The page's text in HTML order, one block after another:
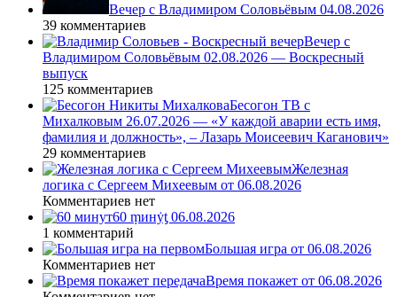
Вечер с Владимиром Соловьёвым 04.08.2026
39 комментариев
Вечер с
Владимиром Соловьёвым 02.08.2026 — Воскресный
выпуск
125 комментариев
Бесогон ТВ с
Михалковым 26.07.2026 — «У каждой аварии есть имя,
фамилия и должность», – Лазарь Моисеевич Каганович»
29 комментариев
Железная
логика с Сергеем Михеевым от 06.08.2026
Комментариев нет
60 ṃинẏƫ 06.08.2026
1 комментарий
Большая игра от 06.08.2026
Комментариев нет
Время покажет от 06.08.2026